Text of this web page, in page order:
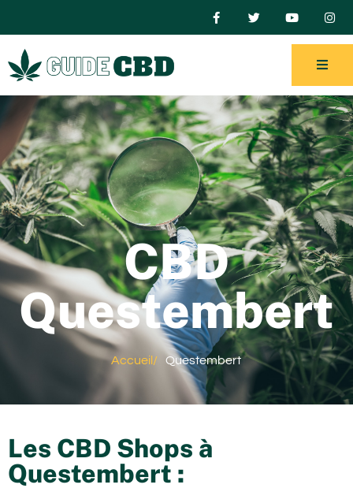
CBD
Questembert
Accueil / Questembert
Les CBD Shops à
Questembert :